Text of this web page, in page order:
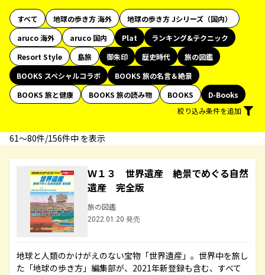
すべて 地球の歩き方 海外
地球の歩き方 Jシリーズ（国内）
aruco 海外
aruco 国内 Plat
ランキング&テクニック
Resort Style
島旅 御朱印 歴史時代
旅の図鑑
BOOKS スペシャルコラボ
BOOKS 旅の名言＆絶景
BOOKS 旅と健康
BOOKS 旅の読み物 BOOKS
D-Books
絞り込み条件を追加
61〜80件/156件中 を表示
Ｗ１３ 世界遺産 絶景でめぐる自然
遺産 完全版
旅の図鑑
2022.01.20 発売
地球と人類のかけがえのない宝物「世界遺産」。世界中を旅し
た「地球の歩き方」編集部が、2021年新登録も含む、すべて